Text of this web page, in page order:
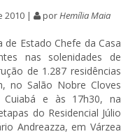
2010 | por Hemília Maia
Estado Chefe da Casa
nas solenidades de
de 1.287 residências
no Salão Nobre Cloves
e às 17h30, na
do Residencial Júlio
Andreazza, em Várzea